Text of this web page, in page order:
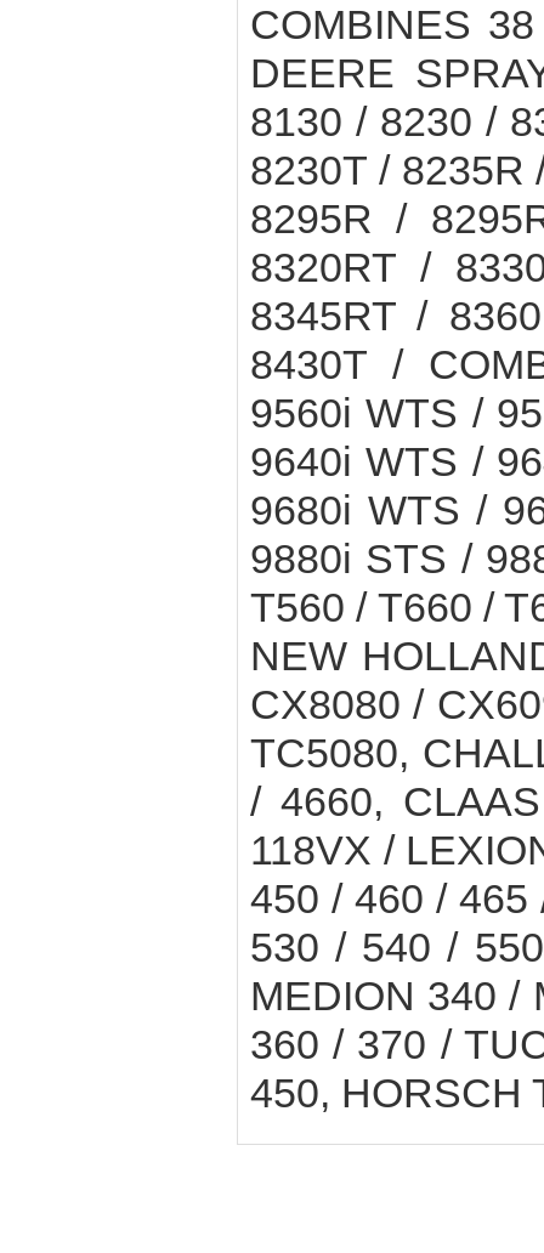
COMBINES
DEERE
8130 / 8230 /
8230T / 8235R
8295R /
8320RT /
8345RT /
8430T /
9560i WTS /
9640i WTS /
9680i WTS /
9880i STS /
T560 / T660 /
NEW
CX8080 /
TC5080,
/ 4660,
118VX /
450 / 460 / 465
530 / 540 /
MEDION 340 /
360 / 370 /
450, HORSCH